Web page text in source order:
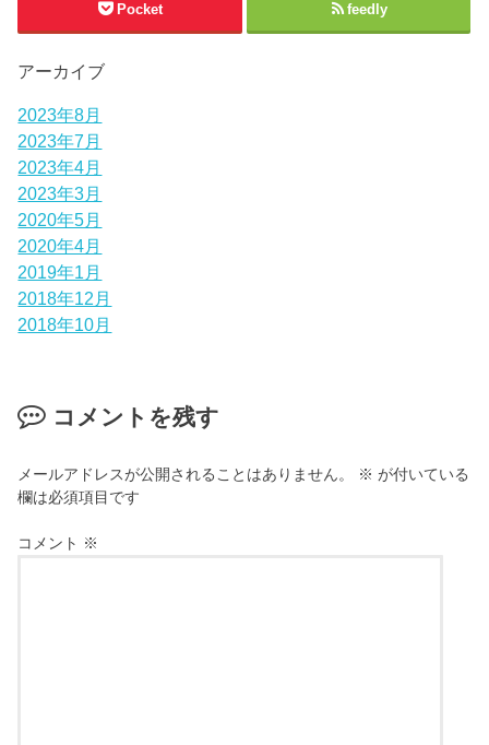
Pocket feedly
アーカイブ
2023年8月
2023年7月
2023年4月
2023年3月
2020年5月
2020年4月
2019年1月
2018年12月
2018年10月
コメントを残す
メールアドレスが公開されることはありません。 ※ が付いている
欄は必須項目です
コメント ※